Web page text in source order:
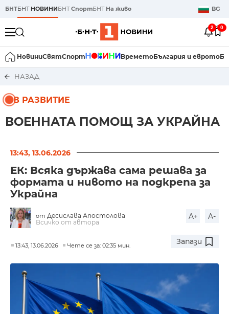
БНТБНТ НОВИНИБНТСпортБНТ На живо BG
2 0
НовиниСвятСпорт ВреметоБългария и еврото
НАЗАД
В РАЗВИТИЕ
ВОЕННАТА ПОМОЩ ЗА УКРАЙНА
13:43, 13.06.2026
ЕК: Всяка държава сама решава за
формата и нивото на подкрепа за
Украйна
от Десислава Апостолова
Всичко от автора
A+ A-
13:43, 13.06.2026 Чете се за: 02:35 мин. Запази